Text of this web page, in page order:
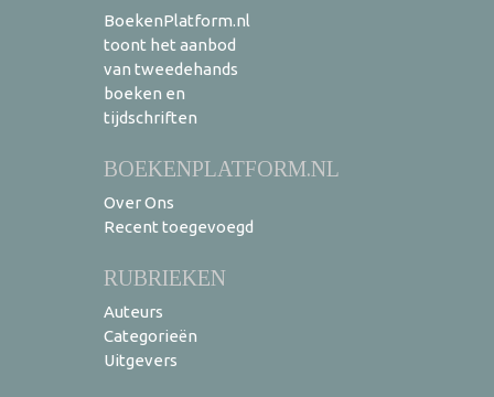
BoekenPlatform.nl
toont het aanbod
van tweedehands
boeken en
tijdschriften
BOEKENPLATFORM.NL
Over Ons
Recent toegevoegd
RUBRIEKEN
Auteurs
Categorieën
Uitgevers